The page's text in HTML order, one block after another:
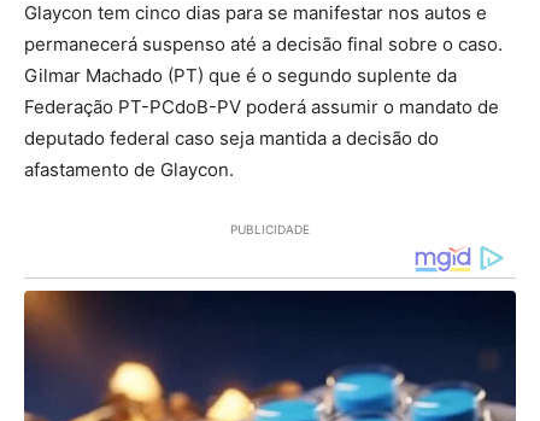
Glaycon tem cinco dias para se manifestar nos autos e
permanecerá suspenso até a decisão final sobre o caso.
Gilmar Machado (PT) que é o segundo suplente da
Federação PT-PCdoB-PV poderá assumir o mandato de
deputado federal caso seja mantida a decisão do
afastamento de Glaycon.
PUBLICIDADE